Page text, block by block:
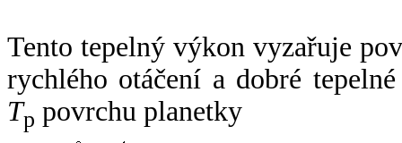
Tento tepelný výkon vyzařuje
rychlého otáčení a dobré
Tp povrchu planetky